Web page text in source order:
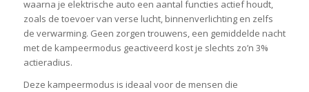
waarna je elektrische auto een aantal functies actief houdt,
zoals de toevoer van verse lucht, binnenverlichting en zelfs
de verwarming. Geen zorgen trouwens, een gemiddelde nacht
met de kampeermodus geactiveerd kost je slechts zo’n 3%
actieradius.
Deze kampeermodus is ideaal voor de mensen die